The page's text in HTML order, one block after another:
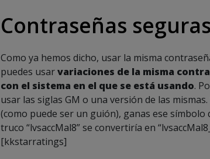
Contraseñas
Como ya hemos dicho, usar la misma
puedes usarvariaciones de la misma
con el sistema en el que se está usando.
usar las siglas GM o una versión de las
(como puede ser un guión), ganas ese
truco “lvsaccMal8” se convertiría en
[kkstarratings]